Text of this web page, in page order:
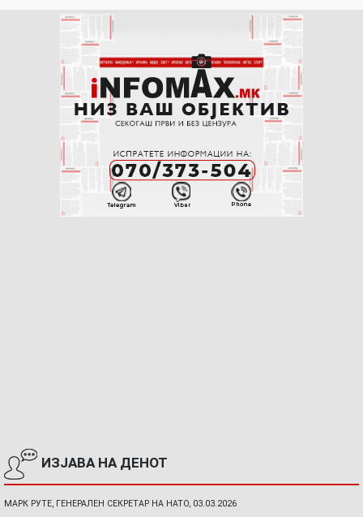
ИЗЈАВА НА ДЕНОТ
МАРК РУТЕ, ГЕНЕРАЛЕН СЕКРЕТАР НА НАТО, 03.03.2026